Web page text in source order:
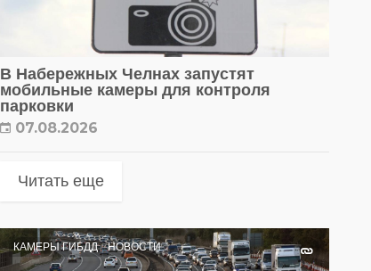
В Набережных Челнах запустят
мобильные камеры для контроля
парковки
07.08.2026
Читать еще
КАМЕРЫ ГИБДД НОВОСТИ